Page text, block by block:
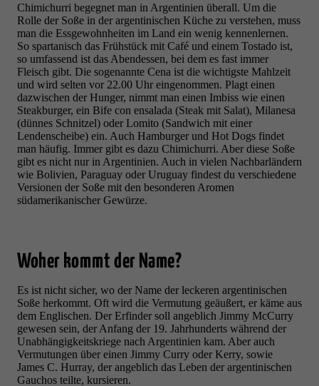
Chimichurri begegnet man in Argentinien überall. Um die
Rolle der Soße in der argentinischen Küche zu verstehen, muss
man die Essgewohnheiten im Land ein wenig kennenlernen.
So spartanisch das Frühstück mit Café und einem Tostado ist,
so umfassend ist das Abendessen, bei dem es fast immer
Fleisch gibt. Die sogenannte Cena ist die wichtigste Mahlzeit
und wird selten vor 22.00 Uhr eingenommen. Plagt einen
dazwischen der Hunger, nimmt man einen Imbiss wie einen
Steakburger, ein Bife con ensalada (Steak mit Salat), Milanesa
(dünnes Schnitzel) oder Lomito (Sandwich mit einer
Lendenscheibe) ein. Auch Hamburger und Hot Dogs findet
man häufig. Immer gibt es dazu Chimichurri. Aber diese Soße
gibt es nicht nur in Argentinien. Auch in vielen Nachbarländern
wie Bolivien, Paraguay oder Uruguay findest du verschiedene
Versionen der Soße mit den besonderen Aromen
südamerikanischer Gewürze.
Woher kommt der Name?
Es ist nicht sicher, wo der Name der leckeren argentinischen
Soße herkommt. Oft wird die Vermutung geäußert, er käme aus
dem Englischen. Der Erfinder soll angeblich Jimmy McCurry
gewesen sein, der Anfang der 19. Jahrhunderts während der
Unabhängigkeitskriege nach Argentinien kam. Aber auch
Vermutungen über einen Jimmy Curry oder Kerry, sowie
James C. Hurray, der angeblich das Leben der argentinischen
Gauchos teilte, kursieren.